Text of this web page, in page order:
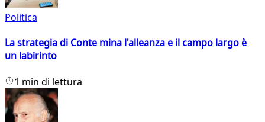
Politica
La strategia di Conte mina l'alleanza e il campo largo è
un labirinto
1 min di lettura